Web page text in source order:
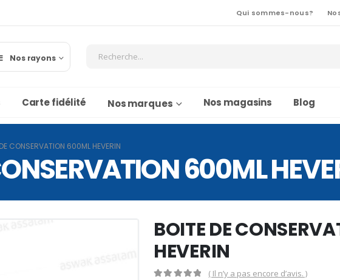
Qui sommes-nous?
Nos rayons
Carte fidélité Nos marques Nos magasins Blog
CONSERVATION 600ML HEVERIN
600ML
BOITE DE
HEVERIN
( Il n’y a pas encore d’avis. )